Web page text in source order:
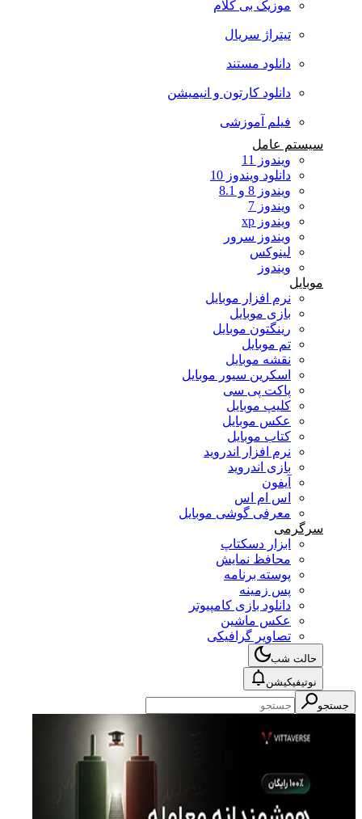
موزیک بی کلام
تیتراژ سریال
دانلود مستند
دانلود کارتون و انیمیشن
فیلم آموزشی
سیستم عامل
ویندوز 11
دانلود ویندوز 10
ویندوز 8 و 8.1
ویندوز 7
ویندوز xp
ویندوز سرور
لینوکس
ویندوز
موبایل
نرم افزار موبایل
بازی موبایل
رینگتون موبایل
تم موبایل
نقشه موبایل
اسکرین سیور موبایل
پاکت پی سی
کلیپ موبایل
عکس موبایل
کتاب موبایل
نرم افزار اندروید
بازی اندروید
آیفون
اس ام اس
معرفی گوشی موبایل
سرگرمی
ابزار دسکتاپ
محافظ نمایش
پوسته برنامه
پس زمینه
دانلود بازی کامپیوتر
عکس ماشین
تصاویر گرافیکی
حالت شب
نوتیفیکیشن
جستجو